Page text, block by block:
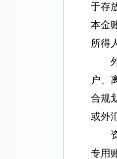
于存
本金
所得
户、
合规
或外
专用